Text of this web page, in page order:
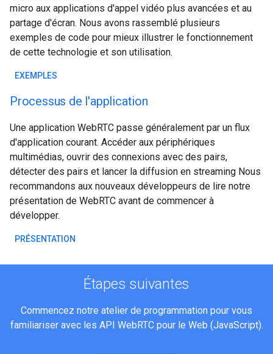
micro aux applications d'appel vidéo plus avancées et au
partage d'écran. Nous avons rassemblé plusieurs
exemples de code pour mieux illustrer le fonctionnement
de cette technologie et son utilisation.
EXEMPLES
Processus de l'application
Une application WebRTC passe généralement par un flux
d'application courant. Accéder aux périphériques
multimédias, ouvrir des connexions avec des pairs,
détecter des pairs et lancer la diffusion en streaming Nous
recommandons aux nouveaux développeurs de lire notre
présentation de WebRTC avant de commencer à
développer.
PRÉSENTATION
Étapes suivantes
Commencez notre atelier de programmation pour vous
familiariser avec les API WebRTC pour le Web (JavaScript).